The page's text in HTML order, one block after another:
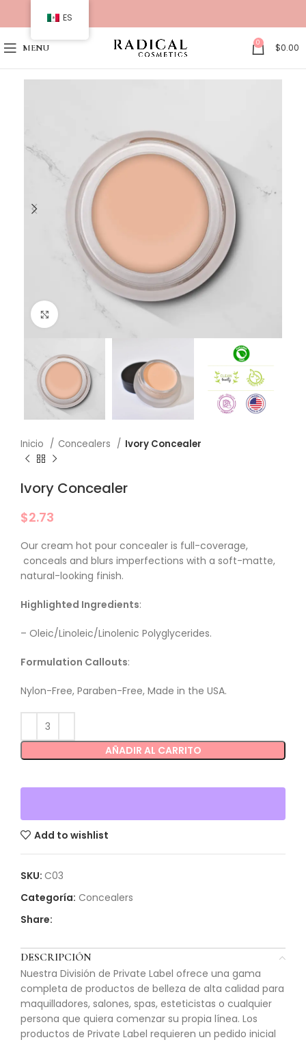
MENU 0 $0.00
Click to enlarge
Inicio Concealers Ivory Concealer
Ivory Concealer
$2.73
Our cream hot pour concealer is full-coverage,
conceals and blurs imperfections with a soft-matte,
natural-looking finish.
Highlighted Ingredients:
– Oleic/Linoleic/Linolenic Polyglycerides.
Formulation Callouts:
Nylon-Free, Paraben-Free, Made in the USA.
AÑADIR AL CARRITO
Add to wishlist
SKU: C03
Categoría: Concealers
Share:
DESCRIPCIÓN
Nuestra División de Private Label ofrece una gama
completa de productos de belleza de alta calidad para
maquilladores, salones, spas, esteticistas o cualquier
persona que quiera comenzar su propia línea. Los
productos de Private Label requieren un pedido inicial
ES